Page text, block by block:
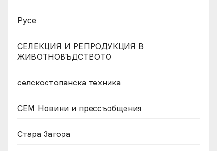
Русе
СЕЛЕКЦИЯ И РЕПРОДУКЦИЯ В
ЖИВОТНОВЪДСТВОТО
селскостопанска техника
СЕМ Новини и прессъобщения
Стара Загора